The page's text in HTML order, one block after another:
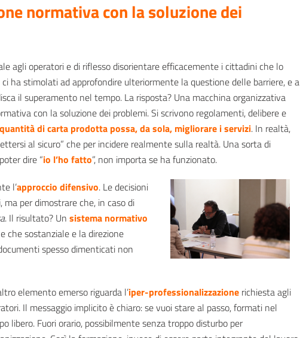
normativa con la soluzione dei
agli operatori e di riflesso disorientare efficacemente i cittadini che lo
ha stimolati ad approfondire ulteriormente la questione delle barriere, e a
il superamento nel tempo. La risposta? Una macchina organizzativa
con la soluzione dei problemi. Si scrivono regolamenti, delibere e
di carta prodotta possa, da sola, migliorare i servizi. In realtà,
al sicuro” che per incidere realmente sulla realtà. Una sorta di
dire “io l’ho fatto”, non importa se ha funzionato.
l’approccio difensivo. Le decisioni
ma per dimostrare che, in caso di
. Il risultato? Un sistema normativo
che sostanziale e la direzione
spesso dimenticati non
elemento emerso riguarda l’iper-professionalizzazione richiesta agli
Il messaggio implicito è chiaro: se vuoi stare al passo, formati nel
libero. Fuori orario, possibilmente senza troppo disturbo per